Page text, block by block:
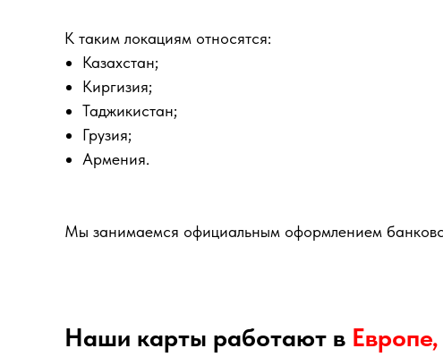
К таким локациям относятся:
Казахстан;
Киргизия;
Таджикистан;
Грузия;
Армения.
Мы занимaeмся oфициaльным оформлением
Haши карты рабoтaют в